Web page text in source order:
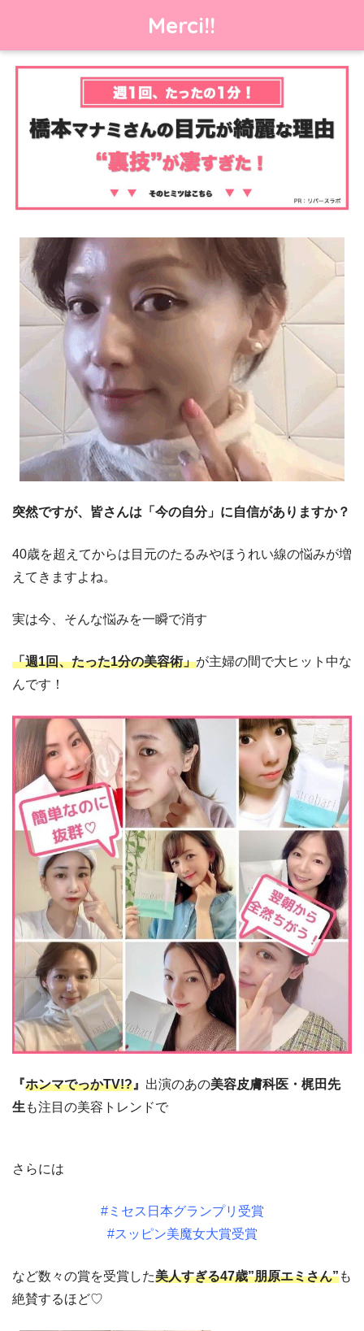
Merci!!
突然ですが、皆さんは「今の自分」に自信がありますか？
40歳を超えてからは目元のたるみやほうれい線の悩みが増
えてきますよね。
実は今、そんな悩みを一瞬で消す
「週1回、たった1分の美容術」が主婦の間で大ヒット中な
んです！
『ホンマでっかTV!? 』 出演のあの美容皮膚科医・梶田先
生 も注目の美容トレンドで
さらには
#ミセス日本グランプリ受賞
#スッピン美魔女大賞受賞
など数々の賞を受賞した美人すぎる47歳”朋原エミさん”も
絶賛するほど♡